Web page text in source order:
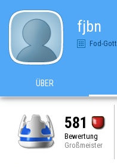
fjbn
Fod-Gott
ÜBER
581
Bewertung
Großmeister